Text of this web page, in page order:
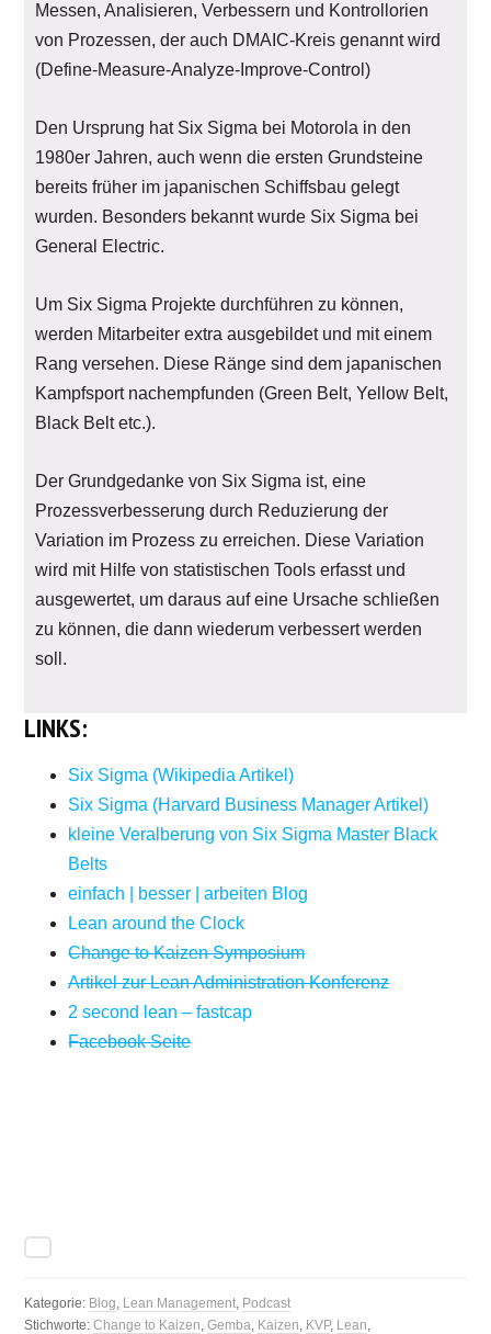
Messen, Analisieren, Verbessern und Kontrollorien
von Prozessen, der auch DMAIC-Kreis genannt wird
(Define-Measure-Analyze-Improve-Control)
Den Ursprung hat Six Sigma bei Motorola in den
1980er Jahren, auch wenn die ersten Grundsteine
bereits früher im japanischen Schiffsbau gelegt
wurden. Besonders bekannt wurde Six Sigma bei
General Electric.
Um Six Sigma Projekte durchführen zu können,
werden Mitarbeiter extra ausgebildet und mit einem
Rang versehen. Diese Ränge sind dem japanischen
Kampfsport nachempfunden (Green Belt, Yellow Belt,
Black Belt etc.).
Der Grundgedanke von Six Sigma ist, eine
Prozessverbesserung durch Reduzierung der
Variation im Prozess zu erreichen. Diese Variation
wird mit Hilfe von statistischen Tools erfasst und
ausgewertet, um daraus auf eine Ursache schließen
zu können, die dann wiederum verbessert werden
soll.
LINKS:
Six Sigma (Wikipedia Artikel)
Six Sigma (Harvard Business Manager Artikel)
kleine Veralberung von Six Sigma Master Black
Belts
einfach | besser | arbeiten Blog
Lean around the Clock
Change to Kaizen Symposium
Artikel zur Lean Administration Konferenz
2 second lean – fastcap
Facebook Seite
Kategorie: Blog, Lean Management, Podcast
Stichworte:Change to Kaizen,Gemba, Kaizen, KVP, Lean,